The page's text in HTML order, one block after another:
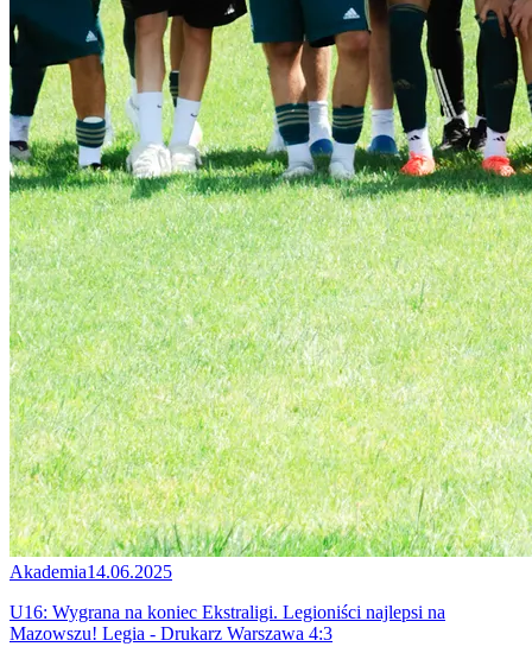
Akademia14.06.2025
U16: Wygrana na koniec Ekstraligi. Legioniści najlepsi na
Mazowszu! Legia - Drukarz Warszawa 4:3